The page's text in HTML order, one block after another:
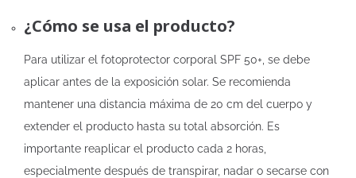
¿Cómo se usa el producto?
Para utilizar el fotoprotector corporal SPF 50+, se debe
aplicar antes de la exposición solar. Se recomienda
mantener una distancia máxima de 20 cm del cuerpo y
extender el producto hasta su total absorción. Es
importante reaplicar el producto cada 2 horas,
especialmente después de transpirar, nadar o secarse con